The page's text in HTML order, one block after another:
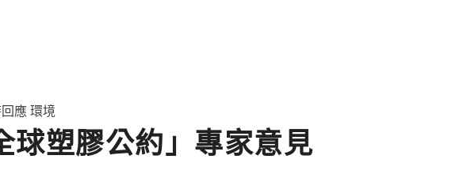
應 環境
球塑膠公約」專家意見